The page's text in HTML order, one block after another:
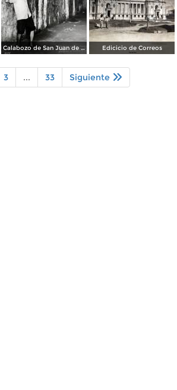
Calabozo de San Juan de Ulua. Edicicio de Correos
3 ... 33 Siguiente